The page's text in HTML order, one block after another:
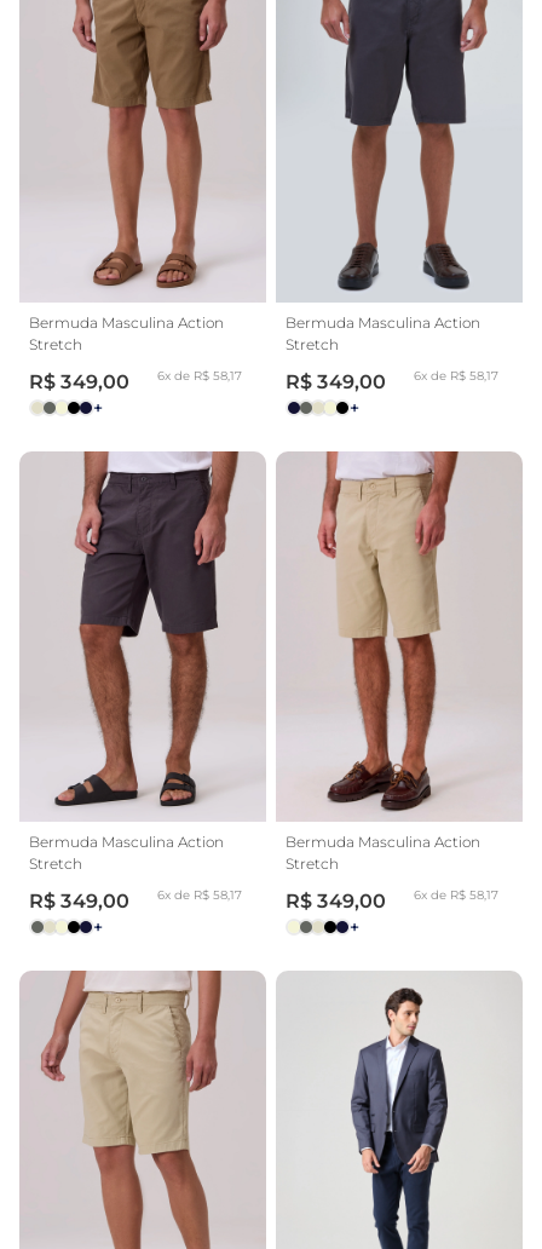
Bermuda Masculina Action
Stretch
R$ 349,00 6x de R$ 58,17
+
Bermuda Masculina Action
Stretch
R$ 349,00 6x de R$ 58,17
+
Bermuda Masculina Action
Stretch
R$ 349,00 6x de R$ 58,17
+
Bermuda Masculina Action
Stretch
R$ 349,00 6x de R$ 58,17
+